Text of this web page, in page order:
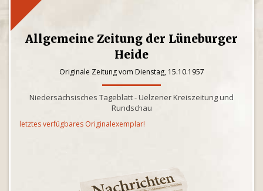
Allgemeine Zeitung der Lüneburger
Heide
Originale Zeitung vom Dienstag, 15.10.1957
Niedersächsisches Tageblatt - Uelzener Kreiszeitung und
Rundschau
letztes verfügbares Originalexemplar!